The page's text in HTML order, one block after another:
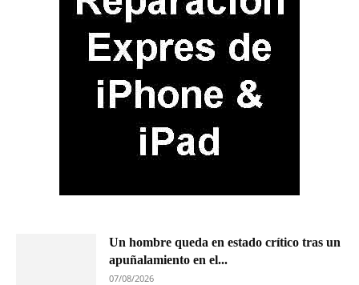
Un hombre queda en estado crítico tras un
apuñalamiento en el...
07/08/2026